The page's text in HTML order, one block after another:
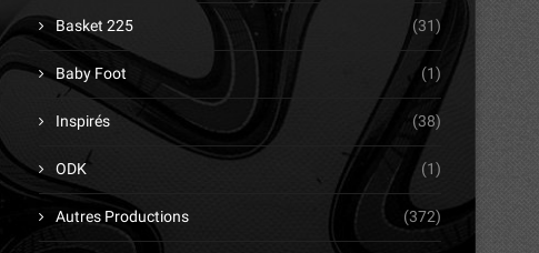
Basket 225 (31)
Baby Foot (1)
Inspirés (38)
ODK (1)
Autres Productions (372)